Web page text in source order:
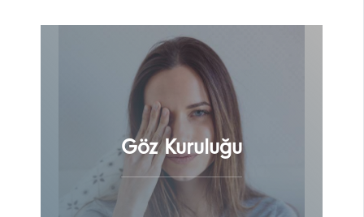
Göz Kuruluğu